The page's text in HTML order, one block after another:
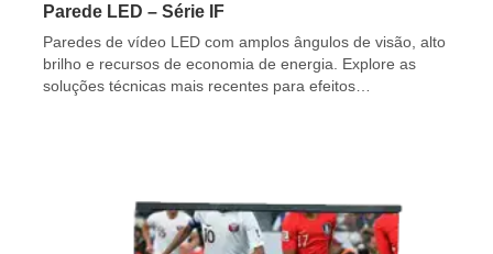
Parede LED – Série IF
Paredes de vídeo LED com amplos ângulos de visão, alto
brilho e recursos de economia de energia. Explore as
soluções técnicas mais recentes para efeitos